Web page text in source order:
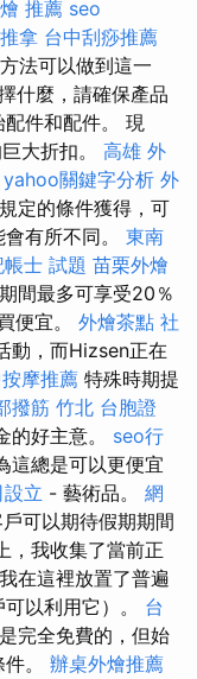
推薦 seo
拿 台中刮痧推薦
法可以做到這一
什麼，請確保產品
件和配件。 現
大折扣。 高雄 外
yahoo關鍵字分析 外
定的條件獲得，可
有所不同。 東南
帳士 試題 苗栗外燴
間最多可享受20％
便宜。 外燴茶點 社
動，而Hizsen正在
摩推薦 特殊時期提
撥筋 竹北 台胞證
的好主意。 seo行
這總是可以更便宜
立 - 藝術品。 網
可以期待假期期間
，我收集了當前正
我在這裡放置了普遍
以利用它）。 台
完全免費的，但始
。 辦桌外燴推薦